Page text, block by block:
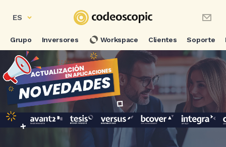
ES
Grupo Inversores Workspace Clientes Soporte